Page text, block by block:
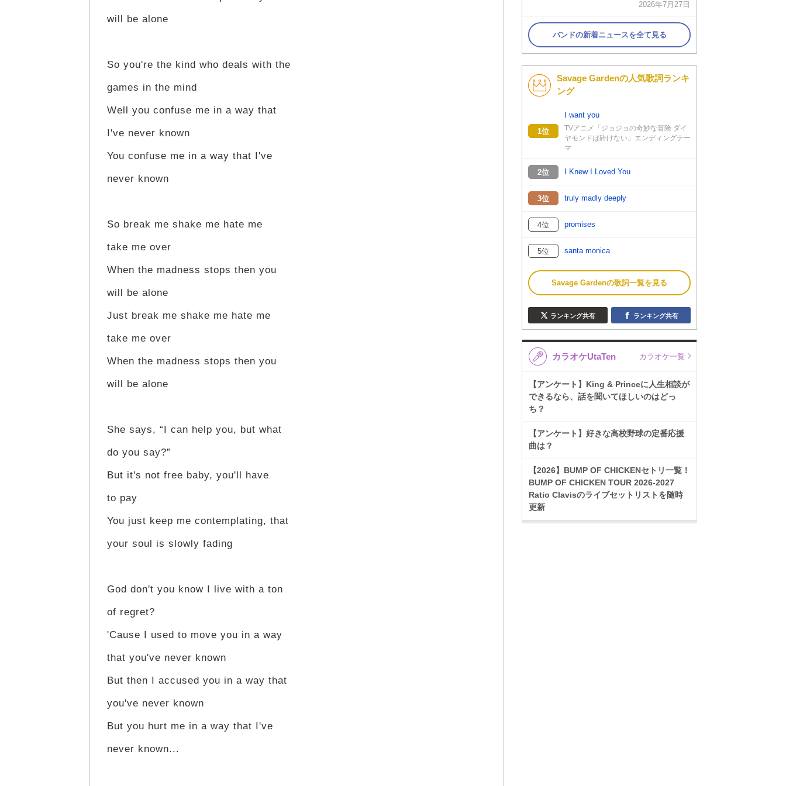
will be alone
So you're the kind who deals with the
games in the mind
Well you confuse me in a way that
I've never known
You confuse me in a way that I've
never known
So break me shake me hate me
take me over
When the madness stops then you
will be alone
Just break me shake me hate me
take me over
When the madness stops then you
will be alone
She says, “I can help you, but what
do you say?”
But it's not free baby, you'll have
to pay
You just keep me contemplating, that
your soul is slowly fading
God don't you know I live with a ton
of regret?
'Cause I used to move you in a way
that you've never known
But then I accused you in a way that
you've never known
But you hurt me in a way that I've
never known...
2026年7月27日
バンドの新着ニュースを全て見る
Savage Gardenの人気歌詞ランキ
ング
1位
I want you
TVアニメ「ジョジョの奇妙な冒険 ダイ
ヤモンドは砕けない」エンディングテー
マ
2位 I Knew I Loved You
3位 truly madly deeply
4位 promises
5位 santa monica
Savage Gardenの歌詞一覧を見る
ランキング共有 ランキング共有
カラオケUtaTen カラオケ一覧
【アンケート】King & Princeに人生相談が
できるなら、話を聞いてほしいのはどっ
ち？
【アンケート】好きな高校野球の定番応援
曲は？
【2026】BUMP OF CHICKENセトリ一覧！
BUMP OF CHICKEN TOUR 2026-2027
Ratio Clavisのライブセットリストを随時
更新